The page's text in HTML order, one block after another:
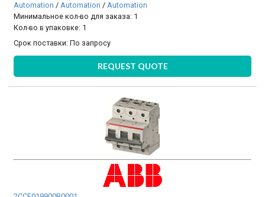
Automation /Automation /Automation
Минимальное кол-во для заказа: 1
Кол-во в упаковке: 1
Срок поставки:По запросу
REQUEST QUOTE